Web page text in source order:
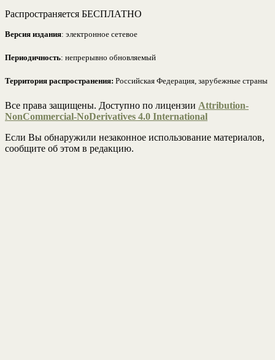
Распространяется БЕСПЛАТНО
Версия издания: электронное сетевое
Периодичность: непрерывно обновляемый
Территория распространения: Российская Федерация, зарубежные страны
Все права защищены. Доступно по лицензии Attribution-
NonCommercial-NoDerivatives 4.0 International
Если Вы обнаружили незаконное использование материалов,
сообщите об этом в редакцию.